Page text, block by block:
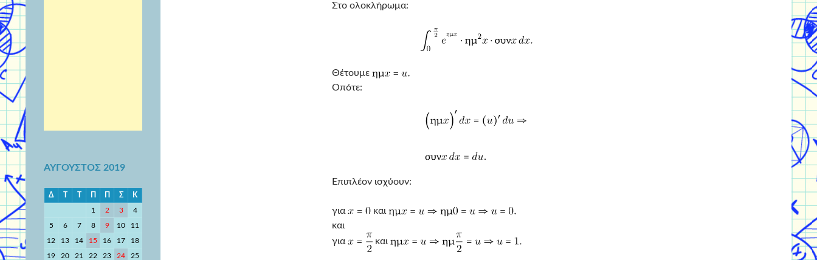
Στο ολοκλήρωμα:
Θέτουμε
Οπότε:
Επιπλέον ισχύουν:
για
και
και
για
και
ΑΎΓΟΥΣΤΟΣ 2019
Δ Τ Τ Π Π Σ Κ
1 2 3 4
5 6 7 8 9 10 11
12 13 14 15 16 17 18
19 20 21 22 23 24 25